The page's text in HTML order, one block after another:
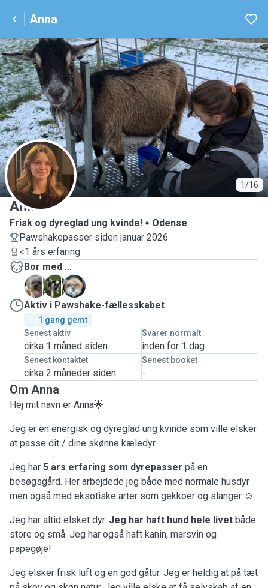
Anna
1/16
A
Anna
Frisk og dyreglad ung kvinde!
Odense
Pawshakepasser siden januar 2026
<1 års erfaring
Bor med ...
C
E
F
Aktiv i Pawshake-fællesskabet
1 gang gemt
Senest aktiv
cirka 1 måned siden
Svarer normalt
inden for 1 dag
Senest kontaktet
cirka 2 måneder siden
Senest booket
-
Om Anna
Hej mit navn er Anna🌟
Jeg er en energisk og dyreglad ung kvinde som ville elsker
at passe dit / dine skønne kæledyr.
Jeg har 5 års erfaring som dyrepasser på en
besøgsgård. Her arbejdede jeg både med normale husdyr
men også med eksotiske arter som gekkoer og slanger ☺️
Jeg har altid elsket dyr. Jeg har haft hund hele livet både
store og små. Jeg har også haft kanin, marsvin og
papegøje!
Jeg elsker frisk luft og en god gåtur. Jeg er heldig at på tæt